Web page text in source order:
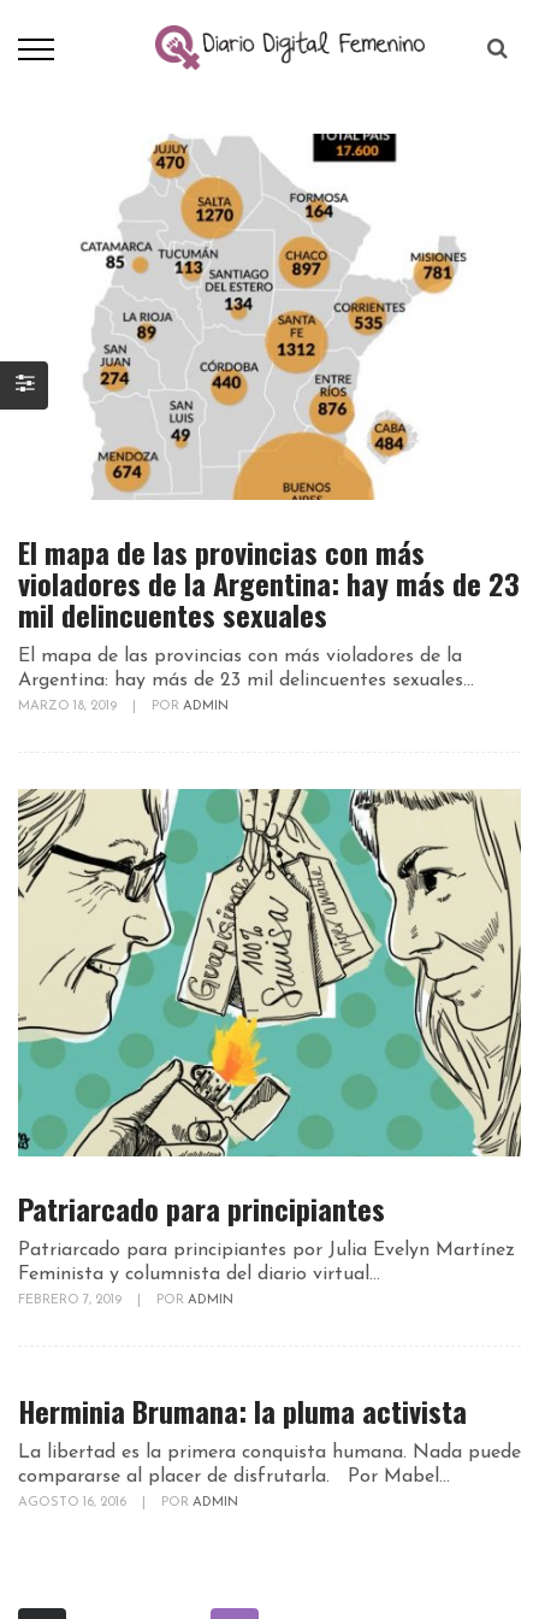
El mapa de las provincias con más
violadores de la Argentina: hay más de 23
mil delincuentes sexuales
El mapa de las provincias con más violadores de la
Argentina: hay más de 23 mil delincuentes sexuales...
MARZO 18, 2019 POR ADMIN
Patriarcado para principiantes
Patriarcado para principiantes por Julia Evelyn Martínez
Feminista y columnista del diario virtual...
FEBRERO 7, 2019 POR ADMIN
Herminia Brumana: la pluma activista
La libertad es la primera conquista humana. Nada puede
compararse al placer de disfrutarla. Por Mabel...
AGOSTO 16, 2016 POR ADMIN